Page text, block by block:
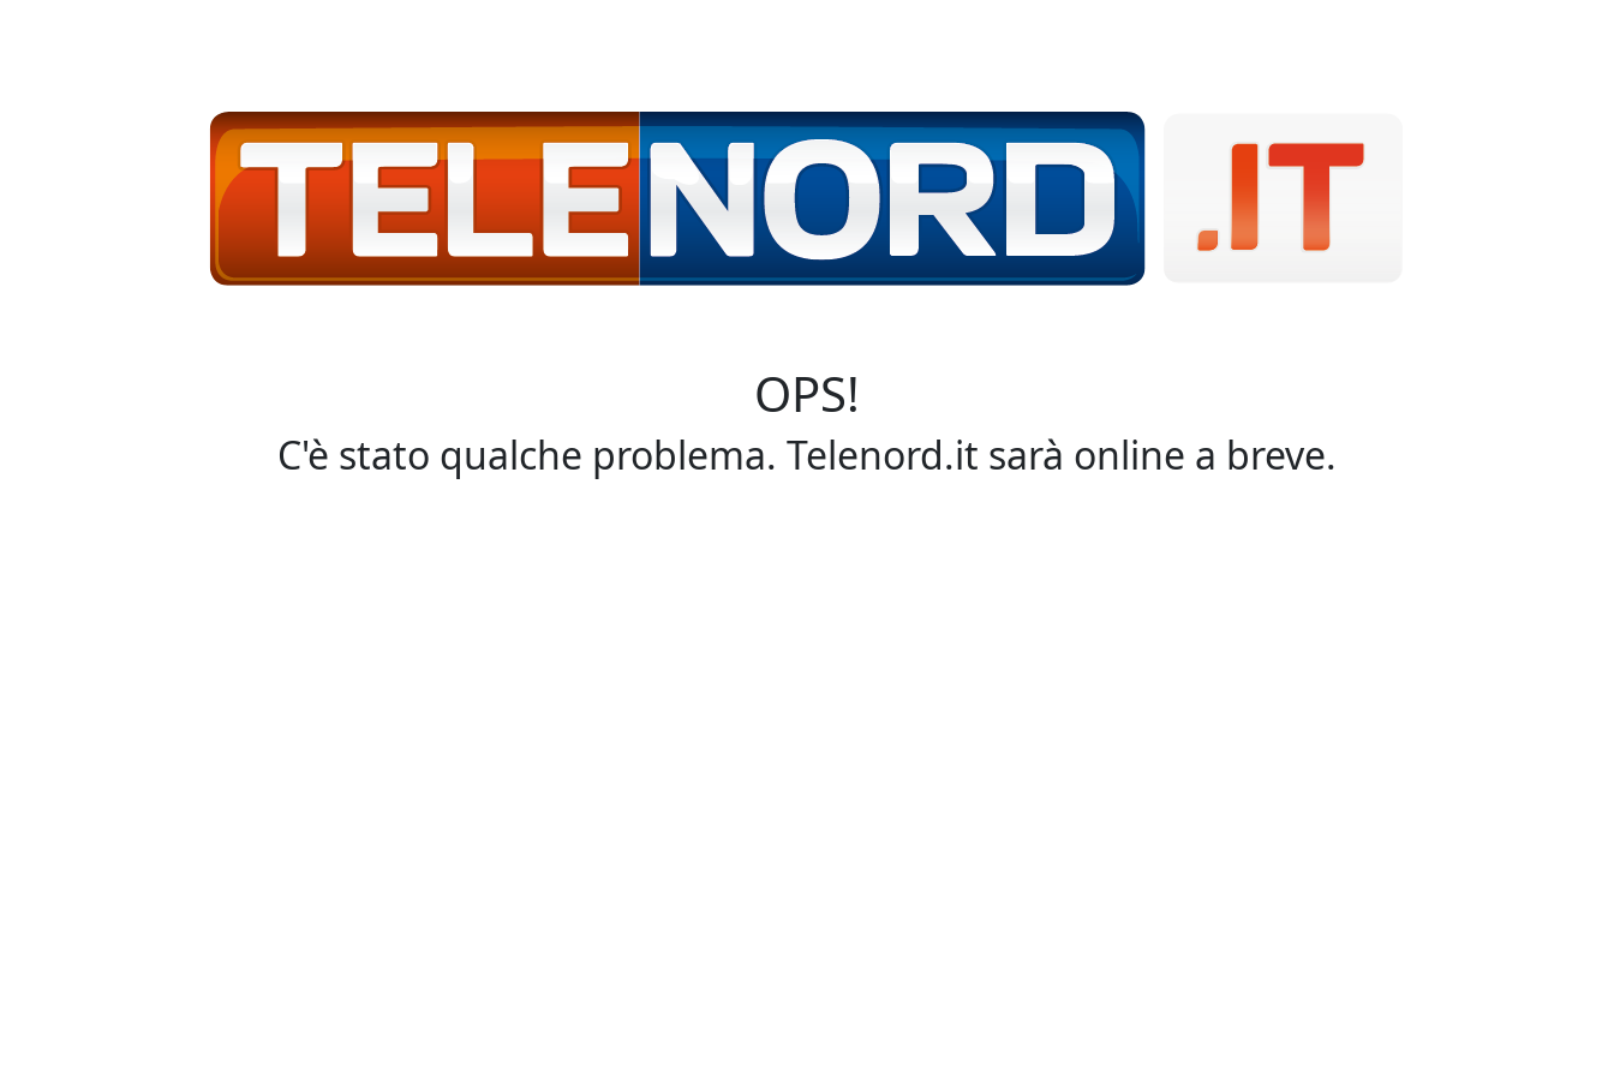
OPS!
C'è stato qualche problema. Telenord.it sarà online a breve.